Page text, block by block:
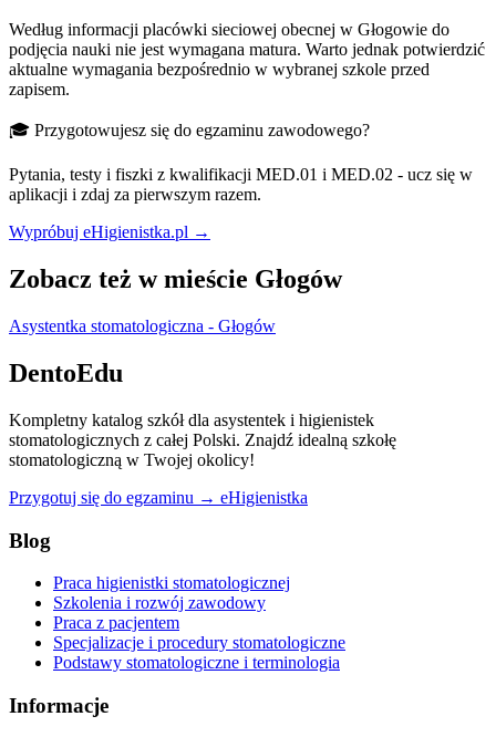
Według informacji placówki sieciowej obecnej w Głogowie do
podjęcia nauki nie jest wymagana matura. Warto jednak potwierdzić
aktualne wymagania bezpośrednio w wybranej szkole przed
zapisem.
🎓 Przygotowujesz się do egzaminu zawodowego?
Pytania, testy i fiszki z kwalifikacji MED.01 i MED.02 - ucz się w
aplikacji i zdaj za pierwszym razem.
Wypróbuj eHigienistka.pl →
Zobacz też w mieście Głogów
Asystentka stomatologiczna - Głogów
DentoEdu
Kompletny katalog szkół dla asystentek i higienistek
stomatologicznych z całej Polski. Znajdź idealną szkołę
stomatologiczną w Twojej okolicy!
Przygotuj się do egzaminu → eHigienistka
Blog
Praca higienistki stomatologicznej
Szkolenia i rozwój zawodowy
Praca z pacjentem
Specjalizacje i procedury stomatologiczne
Podstawy stomatologiczne i terminologia
Informacje